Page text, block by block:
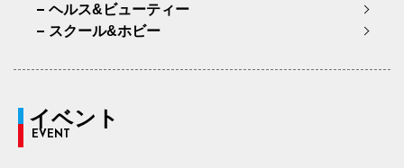
ヘルス&ビューティー
スクール&ホビー
イベント
EVENT